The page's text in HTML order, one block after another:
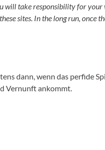
will take responsibility for your
sites. In the long run, once
dann, wenn das perfide
Vernunft ankommt.